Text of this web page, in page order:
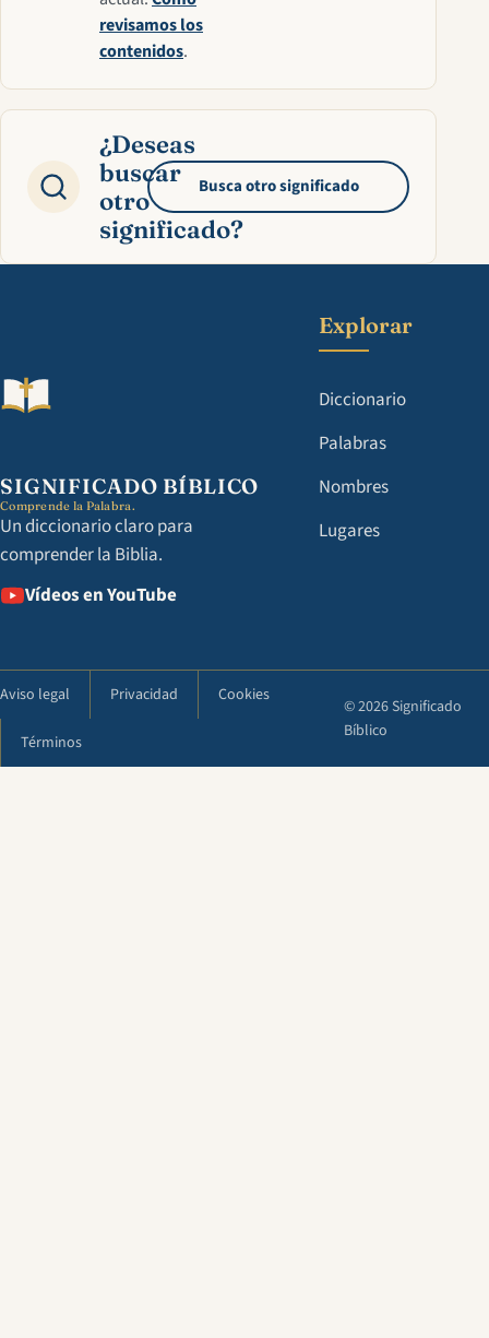
revisamos los
contenidos.
¿Deseas
buscar
otro
significado?
Busca otro significado
SIGNIFICADO BÍBLICO
Comprende la Palabra.
Un diccionario claro para
comprender la Biblia.
Vídeos en YouTube
Explorar
Diccionario
Palabras
Nombres
Lugares
Aviso legal Privacidad Cookies
Términos
© 2026 Significado
Bíblico